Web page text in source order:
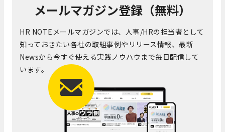
メールマガジン登録（無料）
HR NOTEメールマガジンでは、人事/HRの担当者として
知っておきたい各社の取組事例やリリース情報、最新
Newsから今すぐ使える実践ノウハウまで毎日配信して
います。